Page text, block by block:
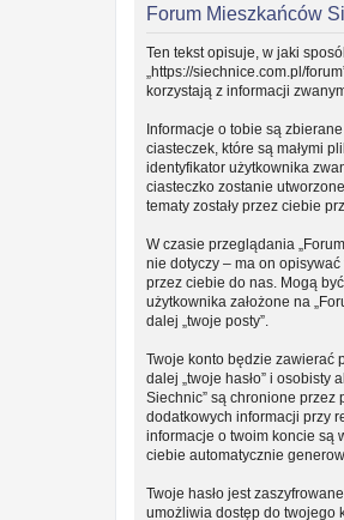
Forum Mieszkańców
Ten tekst opisuje, w jaki
„https://siechnice.com.pl/
korzystają z informacji
Informacje o tobie są
ciasteczek, które są małymi
identyfikator użytkownika
ciasteczko zostanie
tematy zostały przez ciebie
W czasie przeglądania
nie dotyczy – ma on
przez ciebie do nas. Mogą
użytkownika założone na
dalej „twoje posty”.
Twoje konto będzie zawierać
dalej „twoje hasło” i osobisty
Siechnic” są chronione przez
dodatkowych informacji przy
informacje o twoim koncie są
ciebie automatycznie
Twoje hasło jest
umożliwia dostęp do twojego